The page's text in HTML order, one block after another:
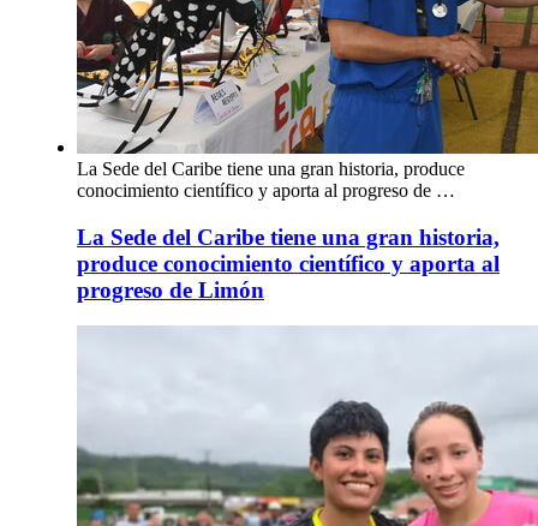
La Sede del Caribe tiene una gran historia, produce
conocimiento científico y aporta al progreso de …
La Sede del Caribe tiene una gran historia,
produce conocimiento científico y aporta al
progreso de Limón